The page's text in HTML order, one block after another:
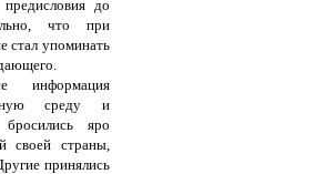
до
что при
стал упоминать
информация
среду и
яро
своей страны,
принялись